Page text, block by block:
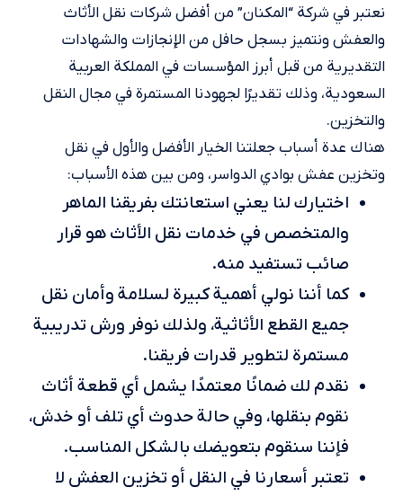
نعتبر في شركة “المكنان” من أفضل شركات نقل الأثاث
والعفش ونتميز بسجل حافل من الإنجازات والشهادات
التقديرية من قبل أبرز المؤسسات في المملكة العربية
السعودية، وذلك تقديرًا لجهودنا المستمرة في مجال النقل
والتخزين.
هناك عدة أسباب جعلتنا الخيار الأفضل والأول في نقل
وتخزين عفش بوادي الدواسر، ومن بين هذه الأسباب:
اختيارك لنا يعني استعانتك بفريقنا الماهر
والمتخصص في خدمات نقل الأثاث هو قرار
صائب تستفيد منه.
كما أننا نولي أهمية كبيرة لسلامة وأمان نقل
جميع القطع الأثاثية، ولذلك نوفر ورش تدريبية
مستمرة لتطوير قدرات فريقنا.
نقدم لك ضمانًا معتمدًا يشمل أي قطعة أثاث
نقوم بنقلها، وفي حالة حدوث أي تلف أو خدش،
فإننا سنقوم بتعويضك بالشكل المناسب.
تعتبر أسعارنا في النقل أو تخزين العفش لا